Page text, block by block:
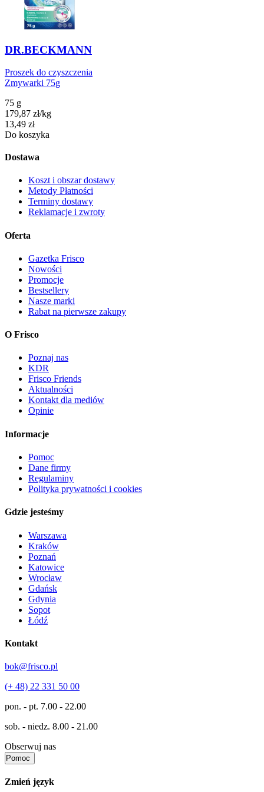
DR.BECKMANN
Proszek do czyszczenia
Zmywarki 75g
75 g
179,87 zł/kg
Cena
13,49 zł
Do koszyka
Dostawa
Koszt i obszar dostawy
Metody Płatności
Terminy dostawy
Reklamacje i zwroty
Oferta
Gazetka Frisco
Nowości
Promocje
Bestsellery
Nasze marki
Rabat na pierwsze zakupy
O Frisco
Poznaj nas
KDR
Frisco Friends
Aktualności
Kontakt dla mediów
Opinie
Informacje
Pomoc
Dane firmy
Regulaminy
Polityka prywatności i cookies
Gdzie jesteśmy
Warszawa
Kraków
Poznań
Katowice
Wrocław
Gdańsk
Gdynia
Sopot
Łódź
Kontakt
bok@frisco.pl
(+ 48) 22 331 50 00
pon. - pt. 7.00 - 22.00
sob. - niedz. 8.00 - 21.00
Obserwuj nas
Pomoc
Zmień język